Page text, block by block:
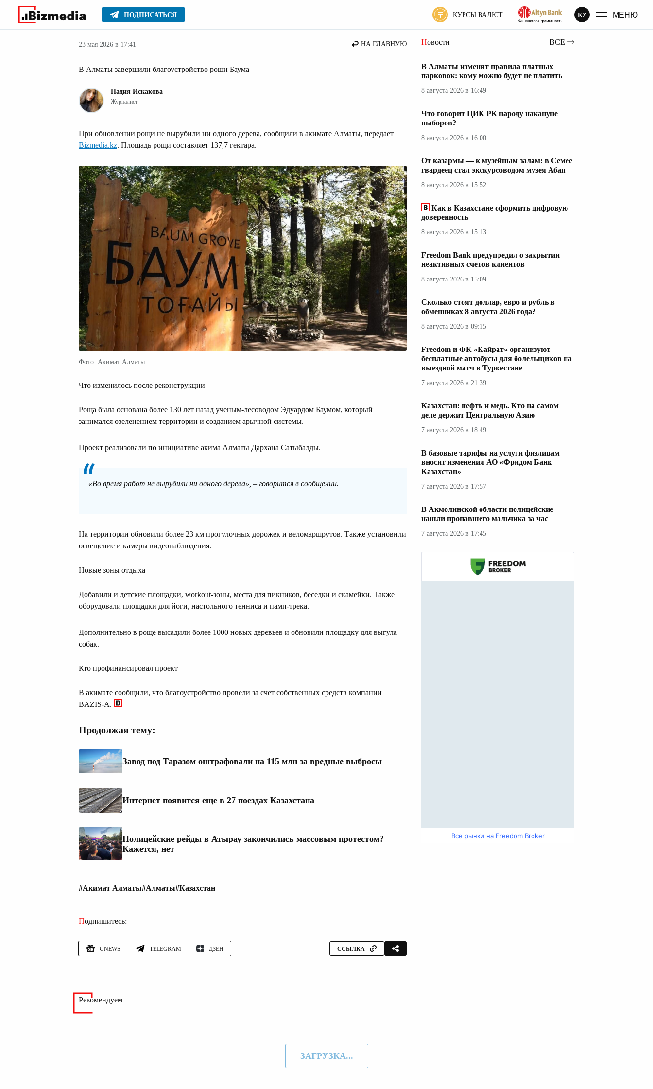
ПОДПИСАТЬСЯ КУРСЫ ВАЛЮТ KZ МЕНЮ
Главное Новости Новости Алматы
23 мая 2026 в 17:41 НА ГЛАВНУЮ
В Алматы завершили благоустройство рощи Баума
Надия Искакова
Журналист
При обновлении рощи не вырубили ни одного дерева, сообщили в акимате Алматы, передает
Bizmedia.kz. Площадь рощи составляет 137,7 гектара.
Фото: Акимат Алматы
Что изменилось после реконструкции
Роща была основана более 130 лет назад ученым-лесоводом Эдуардом Баумом, который
занимался озеленением территории и созданием арычной системы.
Проект реализовали по инициативе акима Алматы Дархана Сатыбалды.
«Во время работ не вырубили ни одного дерева», – говорится в сообщении.
На территории обновили более 23 км прогулочных дорожек и веломаршрутов. Также установили
освещение и камеры видеонаблюдения.
Новые зоны отдыха
Добавили и детские площадки, workout-зоны, места для пикников, беседки и скамейки. Также
оборудовали площадки для йоги, настольного тенниса и памп-трека.
Дополнительно в роще высадили более 1000 новых деревьев и обновили площадку для выгула
собак.
Кто профинансировал проект
В акимате сообщили, что благоустройство провели за счет собственных средств компании
BAZIS-A.
Продолжая тему:
Завод под Таразом оштрафовали на 115 млн за вредные выбросы
Интернет появится еще в 27 поездах Казахстана
Полицейские рейды в Атырау закончились массовым протестом?
Кажется, нет
#Акимат Алматы#Алматы#Казахстан
Подпишитесь:
GNEWS TELEGRAM ДЗЕН ССЫЛКА
Новости ВСЕ
В Алматы изменят правила платных
парковок: кому можно будет не платить
8 августа 2026 в 16:49
Что говорит ЦИК РК народу накануне
выборов?
8 августа 2026 в 16:00
От казармы — к музейным залам: в Семее
гвардеец стал экскурсоводом музея Абая
8 августа 2026 в 15:52
Как в Казахстане оформить цифровую
доверенность
8 августа 2026 в 15:13
Freedom Bank предупредил о закрытии
неактивных счетов клиентов
8 августа 2026 в 15:09
Сколько стоят доллар, евро и рубль в
обменниках 8 августа 2026 года?
8 августа 2026 в 09:15
Freedom и ФК «Кайрат» организуют
бесплатные автобусы для болельщиков на
выездной матч в Туркестане
7 августа 2026 в 21:39
Казахстан: нефть и медь. Кто на самом
деле держит Центральную Азию
7 августа 2026 в 18:49
В базовые тарифы на услуги физлицам
вносит изменения АО «Фридом Банк
Казахстан»
7 августа 2026 в 17:57
В Акмолинской области полицейские
нашли пропавшего мальчика за час
7 августа 2026 в 17:45
Все рынки на Freedom Broker
Рекомендуем
ЗАГРУЗКА...